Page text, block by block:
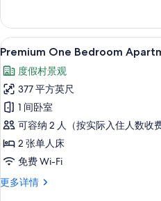
所
有
照
片
with
Balcony
1
更
多
信
息
显
示
Premium
One
Bedroom
Apartment
with
Balcony
2
Adults
8
Premium One Bedroom
度假村景观
377 平方英尺
1 间卧室
可容纳 2 人（按实际入住人数收费
2 张单人床
免费 Wi-Fi
更多详情
Premium